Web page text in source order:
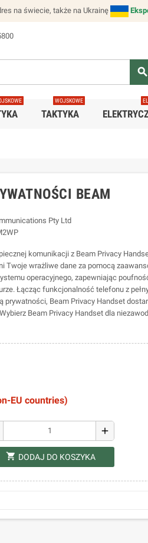
na świecie, także na Ukrainę
search
TAKTYKA
WOJSKOWE
BEAM
Pty Ltd
komunikacji z Beam Privacy
Twoje wrażliwe dane za pomocą
operacyjnego, zapewniając
Łącząc funkcjonalność telefonu z
prywatności, Beam Privacy Handset
Beam Privacy Handset dla
EU countries)
add
shopping_cart DODAJ DO KOSZYKA